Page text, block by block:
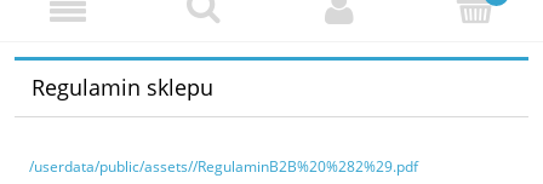
Regulamin sklepu
/userdata/public/assets//RegulaminB2B%20%282%29.pdf